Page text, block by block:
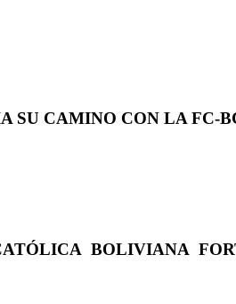
CAMINO CON LA FC-
BOLIVIANA